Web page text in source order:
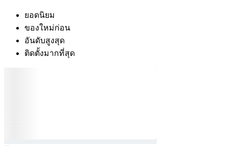
ยอดนิยม
ของใหม่ก่อน
อันดับสูงสุด
ติดตั้งมากที่สุด